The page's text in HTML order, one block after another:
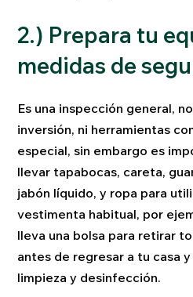
2.) Prepara tu
medidas de
Es una inspección general,
inversión, ni herramientas
especial, sin embargo es
llevar tapabocas, careta,
jabón líquido, y ropa para
vestimenta habitual, por
lleva una bolsa para retirar
antes de regresar a tu casa
limpieza y desinfección.